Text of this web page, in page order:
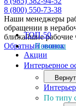
8 (800) 550-73-38
Наши менеджеры
обращении в
ближайшие рабочие
Обратный звонок
ТОП-50
Новинки
Акции
Интерьерное
По типу